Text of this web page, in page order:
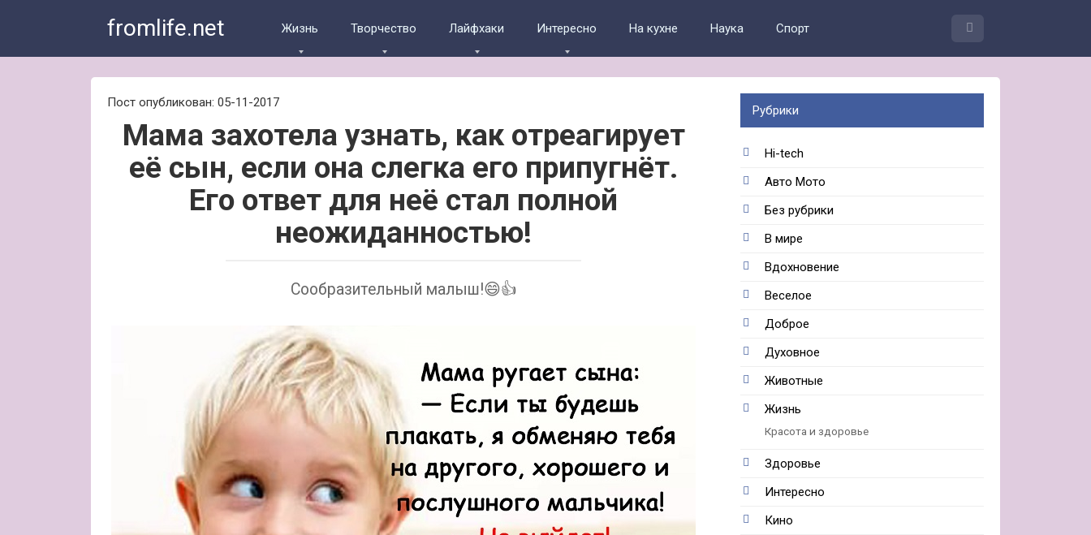
fromlife.net Жизнь Творчество Лайфхаки Интересно На кухне Наука Спорт
Пост опубликован: 05-11-2017
Мама захотела узнать, как отреагирует
её сын, если она слегка его припугнёт.
Его ответ для неё стал полной
неожиданностью!
Сообразительный малыш!😄👍
Рубрики
Hi-tech
Авто Мото
Без рубрики
В мире
Вдохновение
Веселое
Доброе
Духовное
Животные
Жизнь
Красота и здоровье
Здоровье
Интересно
Кино